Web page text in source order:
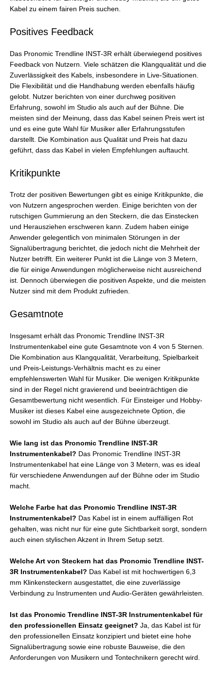
Kabel zu einem fairen Preis suchen.
Positives Feedback
Das Pronomic Trendline INST-3R erhält überwiegend positives
Feedback von Nutzern. Viele schätzen die Klangqualität und die
Zuverlässigkeit des Kabels, insbesondere in Live-Situationen.
Die Flexibilität und die Handhabung werden ebenfalls häufig
gelobt. Nutzer berichten von einer durchweg positiven
Erfahrung, sowohl im Studio als auch auf der Bühne. Die
meisten sind der Meinung, dass das Kabel seinen Preis wert ist
und es eine gute Wahl für Musiker aller Erfahrungsstufen
darstellt. Die Kombination aus Qualität und Preis hat dazu
geführt, dass das Kabel in vielen Empfehlungen auftaucht.
Kritikpunkte
Trotz der positiven Bewertungen gibt es einige Kritikpunkte, die
von Nutzern angesprochen werden. Einige berichten von der
rutschigen Gummierung an den Steckern, die das Einstecken
und Herausziehen erschweren kann. Zudem haben einige
Anwender gelegentlich von minimalen Störungen in der
Signalübertragung berichtet, die jedoch nicht die Mehrheit der
Nutzer betrifft. Ein weiterer Punkt ist die Länge von 3 Metern,
die für einige Anwendungen möglicherweise nicht ausreichend
ist. Dennoch überwiegen die positiven Aspekte, und die meisten
Nutzer sind mit dem Produkt zufrieden.
Gesamtnote
Insgesamt erhält das Pronomic Trendline INST-3R
Instrumentenkabel eine gute Gesamtnote von 4 von 5 Sternen.
Die Kombination aus Klangqualität, Verarbeitung, Spielbarkeit
und Preis-Leistungs-Verhältnis macht es zu einer
empfehlenswerten Wahl für Musiker. Die wenigen Kritikpunkte
sind in der Regel nicht gravierend und beeinträchtigen die
Gesamtbewertung nicht wesentlich. Für Einsteiger und Hobby-
Musiker ist dieses Kabel eine ausgezeichnete Option, die
sowohl im Studio als auch auf der Bühne überzeugt.
Wie lang ist das Pronomic Trendline INST-3R
Instrumentenkabel? Das Pronomic Trendline INST-3R
Instrumentenkabel hat eine Länge von 3 Metern, was es ideal
für verschiedene Anwendungen auf der Bühne oder im Studio
macht.
Welche Farbe hat das Pronomic Trendline INST-3R
Instrumentenkabel? Das Kabel ist in einem auffälligen Rot
gehalten, was nicht nur für eine gute Sichtbarkeit sorgt, sondern
auch einen stylischen Akzent in Ihrem Setup setzt.
Welche Art von Steckern hat das Pronomic Trendline INST-
3R Instrumentenkabel? Das Kabel ist mit hochwertigen 6,3
mm Klinkensteckern ausgestattet, die eine zuverlässige
Verbindung zu Instrumenten und Audio-Geräten gewährleisten.
Ist das Pronomic Trendline INST-3R Instrumentenkabel für
den professionellen Einsatz geeignet? Ja, das Kabel ist für
den professionellen Einsatz konzipiert und bietet eine hohe
Signalübertragung sowie eine robuste Bauweise, die den
Anforderungen von Musikern und Tontechnikern gerecht wird.